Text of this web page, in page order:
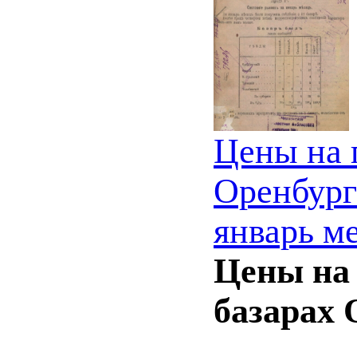
Цены на
январь
Цены на
базарах